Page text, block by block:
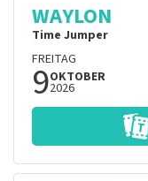
WAYLON
Time Jumper
FREITAG
9OKTOBER
2026